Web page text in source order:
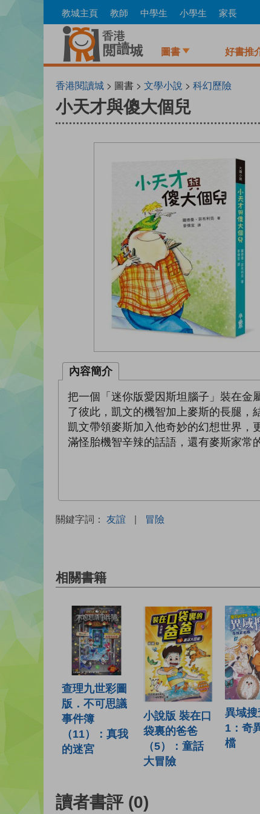
to
教城主頁 教師 中學生 小學生 家長
圖書 好書推
香港閱讀城 > 圖書 > 文學小說 > 科幻歷險
小天才與傻大個兒
內容簡介
把一個「迷你版愛因斯坦腦子」裝在金
了彼此，凱文的機智加上麥斯的長腿，
凱文帶領麥斯加入他奇妙的幻想世界
滿怪胎機智辛辣的話語，還有麥斯家常
關鍵字詞： 友誼 | 冒險
相關書籍
查理九世彩圖
版．不可思議
事件簿
（11）：真我
的迷宮
小說版 裝在口
袋裏的爸爸
（5）：童話
大冒險
異域搜
1：奇
檔
讀者書評 (0)